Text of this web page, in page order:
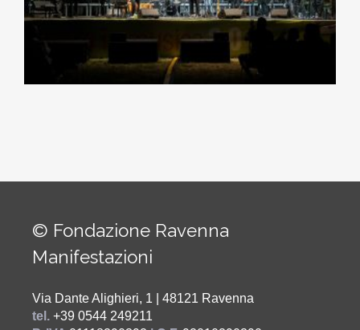
© Fondazione Ravenna
Manifestazioni
Via Dante Alighieri, 1 | 48121 Ravenna
tel. +39 0544 249211